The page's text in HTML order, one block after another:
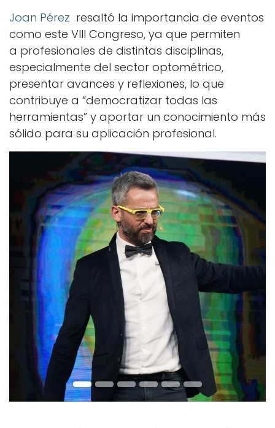
Joan Pérez resaltó la importancia de eventos
como este VIII Congreso, ya que permiten
a profesionales de distintas disciplinas,
especialmente del sector optométrico,
presentar avances y reflexiones, lo que
contribuye a “democratizar todas las
herramientas” y aportar un conocimiento más
sólido para su aplicación profesional.